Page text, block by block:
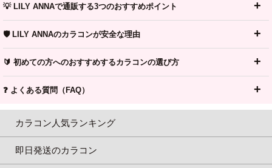
💡 LILY ANNAで通販する3つのおすすめポイント
🛡️ LILY ANNAのカラコンが安全な理由
🔰 初めての方へのおすすめするカラコンの選び方
❓ よくある質問（FAQ）
カラコン人気ランキング
即日発送のカラコン